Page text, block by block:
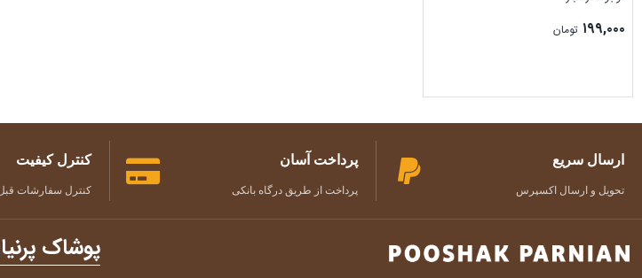
۱۹۹,۰۰۰ تومان
ارسال سریع
تحویل و ارسال اکسپرس
پرداخت آسان
پرداخت از طریق درگاه بانکی
کنترل کیفیت
کنترل سفارشات
پوشاک